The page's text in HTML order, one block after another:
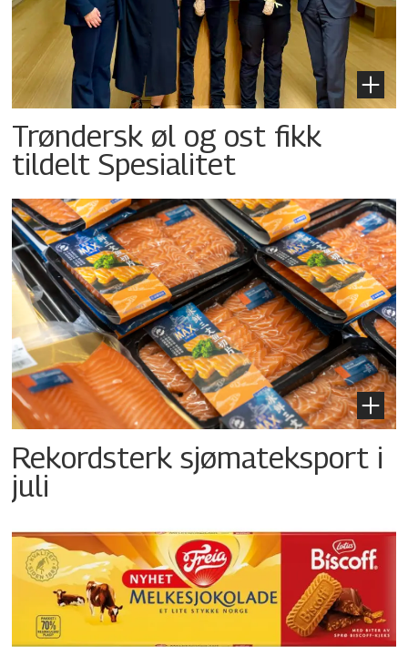
Trøndersk øl og ost fikk
tildelt Spesialitet
Rekordsterk sjømateksport i
juli